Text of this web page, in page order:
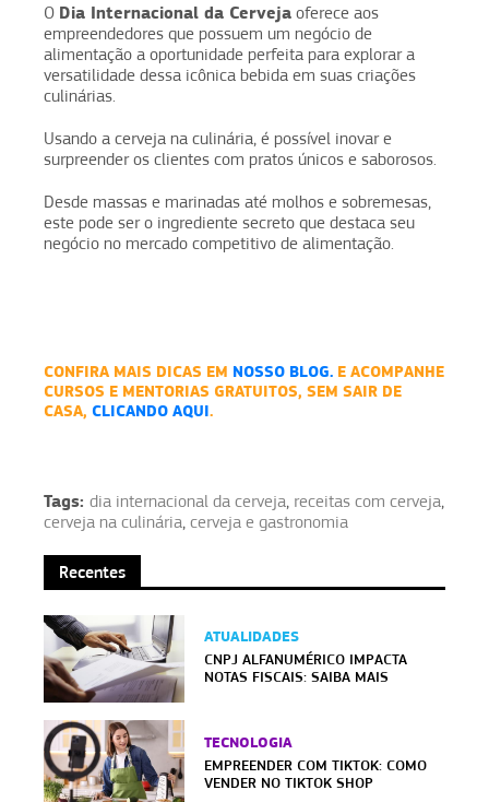
O Dia Internacional da Cerveja oferece aos
empreendedores que possuem um negócio de
alimentação a oportunidade perfeita para explorar a
versatilidade dessa icônica bebida em suas criações
culinárias.
Usando a cerveja na culinária, é possível inovar e
surpreender os clientes com pratos únicos e saborosos.
Desde massas e marinadas até molhos e sobremesas,
este pode ser o ingrediente secreto que destaca seu
negócio no mercado competitivo de alimentação.
CONFIRA MAIS DICAS EM NOSSO BLOG. E ACOMPANHE
CURSOS E MENTORIAS GRATUITOS, SEM SAIR DE
CASA, CLICANDO AQUI.
Tags: dia internacional da cerveja, receitas com cerveja,
cerveja na culinária, cerveja e gastronomia
Recentes
ATUALIDADES
CNPJ ALFANUMÉRICO IMPACTA
NOTAS FISCAIS: SAIBA MAIS
TECNOLOGIA
EMPREENDER COM TIKTOK: COMO
VENDER NO TIKTOK SHOP